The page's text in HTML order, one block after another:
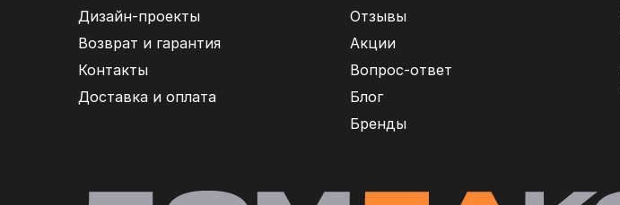
Дизайн-проекты
Возврат и гарантия
Контакты
Доставка и оплата
Отзывы
Акции
Вопрос-ответ
Блог
Бренды